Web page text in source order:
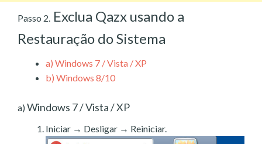
Passo 2. Exclua Qazx usando a
Restauração do Sistema
a) Windows 7 / Vista / XP
b) Windows 8/10
a) Windows 7 / Vista / XP
Iniciar → Desligar → Reiniciar.